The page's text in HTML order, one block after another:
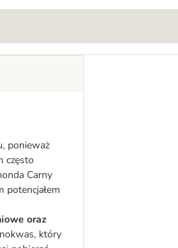
ponieważ
często
Carny
potencjałem
oraz
który